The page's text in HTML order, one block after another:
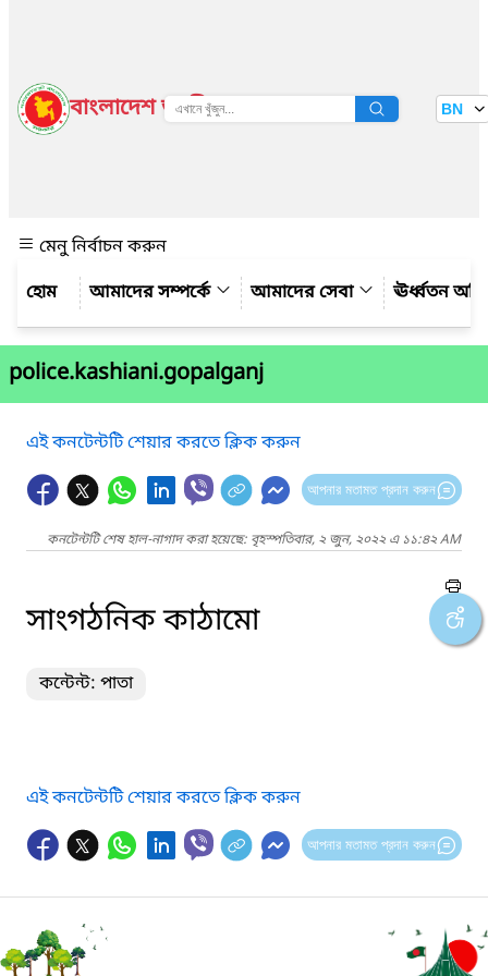
বাংলাদেশ জাতীয় তথ্য বাতায়ন BN
মেনু নির্বাচন করুন
আমাদের সম্পর্কে
আমাদের সেবা ঊর্ধ্বতন
police.kashiani.gopalganj
এই কনটেন্টটি শেয়ার করতে ক্লিক করুন
আপনার মতামত প্রদান করুন
কনটেন্টটি শেষ হাল-নাগাদ করা হয়েছে: বৃহস্পতিবার, ২ জুন, ২০২২ এ ১১:৪২ AM
সাংগঠনিক কাঠামো
কন্টেন্ট: পাতা
এই কনটেন্টটি শেয়ার করতে ক্লিক করুন
আপনার মতামত প্রদান করুন